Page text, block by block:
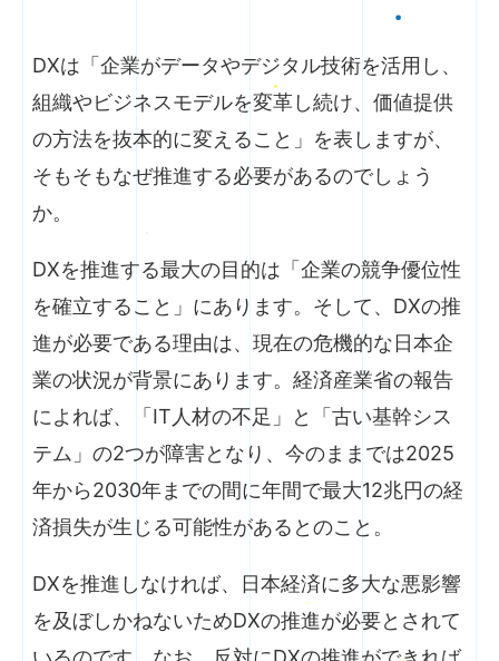
DXは「企業がデータやデジタル技術を活用し、
組織やビジネスモデルを変革し続け、価値提供
の方法を抜本的に変えること」を表しますが、
そもそもなぜ推進する必要があるのでしょう
か。
DXを推進する最大の目的は「企業の競争優位性
を確立すること」にあります。そして、DXの推
進が必要である理由は、現在の危機的な日本企
業の状況が背景にあります。経済産業省の報告
によれば、「IT人材の不足」と「古い基幹シス
テム」の2つが障害となり、今のままでは2025
年から2030年までの間に年間で最大12兆円の経
済損失が生じる可能性があるとのこと。
DXを推進しなければ、日本経済に多大な悪影響
を及ぼしかねないためDXの推進が必要とされて